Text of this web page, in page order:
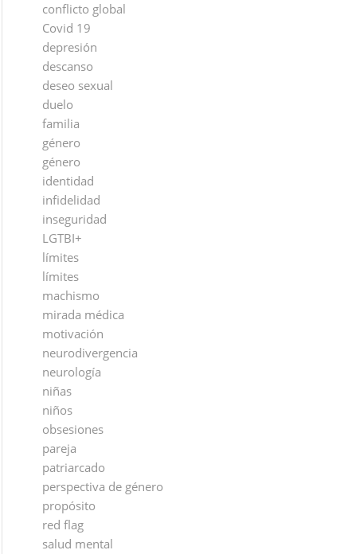
conflicto global
Covid 19
depresión
descanso
deseo sexual
duelo
familia
género
género
identidad
infidelidad
inseguridad
LGTBI+
límites
límites
machismo
mirada médica
motivación
neurodivergencia
neurología
niñas
niños
obsesiones
pareja
patriarcado
perspectiva de género
propósito
red flag
salud mental